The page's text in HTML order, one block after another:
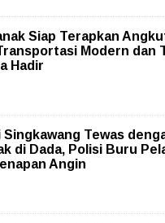
Siap Terapkan
Modern dan
Hadir
Singkawang Tewas
di Dada, Polisi Buru
Angin